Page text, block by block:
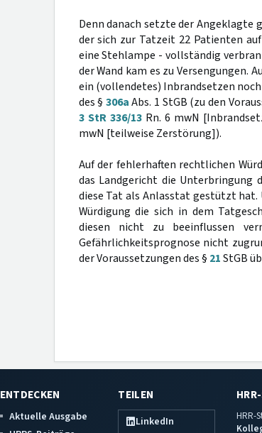
Denn danach setzte der Angeklagte
der sich zur Tatzeit 22 Patienten
eine Stehlampe - vollständig
der Wand kam es zu Versengungen.
ein (vollendetes) Inbrandsetzen
des § 306aAbs. 1 StGB (zu den
3 StR 336/13Rn. 6 mwN
mwN [teilweise Zerstörung]).
Auf der fehlerhaften rechtlichen
das Landgericht die Unterbringung
diese Tat als Anlasstat gestützt hat.
Würdigung die sich in dem
diesen nicht zu beeinflussen
Gefährlichkeitsprognose nicht
der Voraussetzungen des § 21StGB
ENTDECKEN
Aktuelle Ausgabe
TEILEN
LinkedIn HRR-